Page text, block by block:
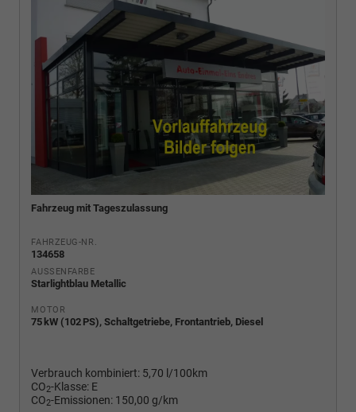
Fahrzeug mit Tageszulassung
FAHRZEUG-NR.
134658
AUSSENFARBE
Starlightblau Metallic
MOTOR
75 kW (102 PS), Schaltgetriebe, Frontantrieb, Diesel
Verbrauch kombiniert: 5,70 l/100km
CO2-Klasse: E
CO2-Emissionen: 150,00 g/km